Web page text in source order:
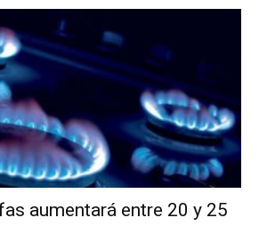
aumentará entre 20 y 25